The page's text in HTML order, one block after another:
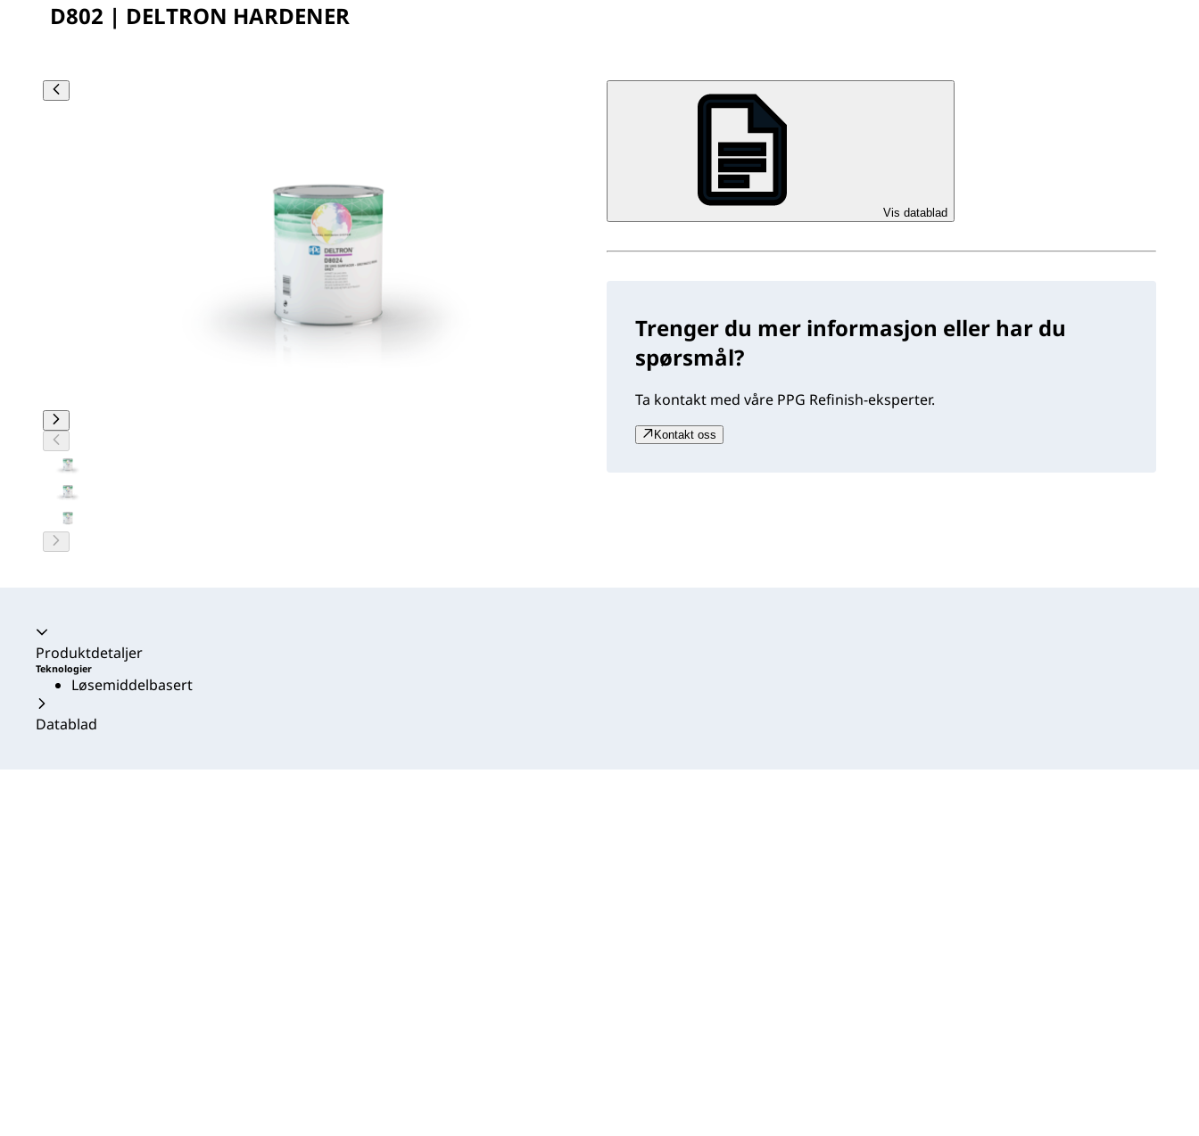
D802 | DELTRON HARDENER
Vis datablad
Trenger du mer informasjon eller har du
spørsmål?
Ta kontakt med våre PPG Refinish-eksperter.
Kontakt oss
Trekkspill kollapset
Produktdetaljer
Teknologier
Løsemiddelbasert
Datablad